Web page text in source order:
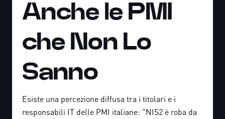
Anche le PMI
che Non Lo
Sanno
Esiste una percezione diffusa tra i titolari e i
responsabili IT delle PMI italiane: "NIS2 è roba da